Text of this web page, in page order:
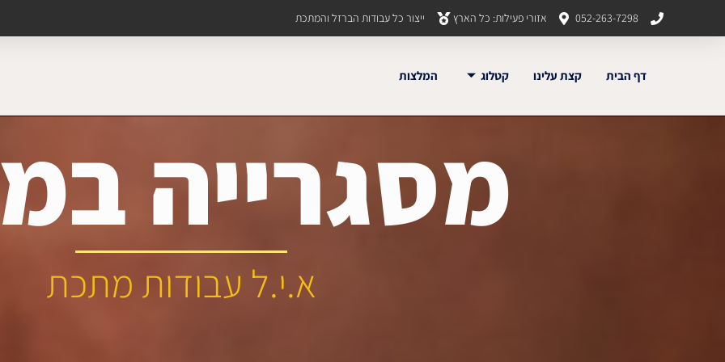
052-263-7298 אזורי פעילות: כל הארץ ייצור כל עבודות הברזל והמתכת
דף הבית קצת עלינו קטלוג המלצות
מסגרייה
א.י.ל עבודות מתכת